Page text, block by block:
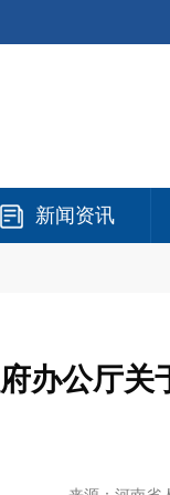
新闻资讯
办公厅关